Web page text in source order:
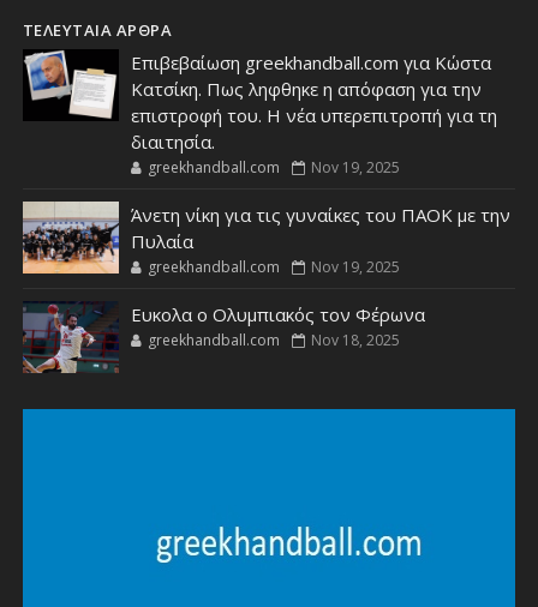
ΤΕΛΕΥΤΑΙΑ ΑΡΘΡΑ
Επιβεβαίωση greekhandball.com για Κώστα
Κατσίκη. Πως ληφθηκε η απόφαση για την
επιστροφή του. Η νέα υπερεπιτροπή για τη
διαιτησία.
greekhandball.com Nov 19, 2025
Άνετη νίκη για τις γυναίκες του ΠΑΟΚ με την
Πυλαία
greekhandball.com Nov 19, 2025
Ευκολα ο Ολυμπιακός τον Φέρωνα
greekhandball.com Nov 18, 2025